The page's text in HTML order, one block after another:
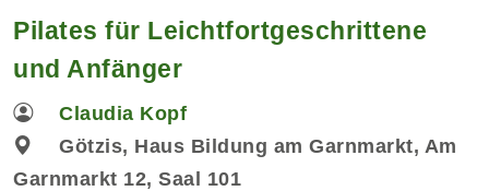
Pilates für Leichtfortgeschrittene
und Anfänger
Claudia Kopf
Götzis, Haus Bildung am Garnmarkt, Am
Garnmarkt 12, Saal 101